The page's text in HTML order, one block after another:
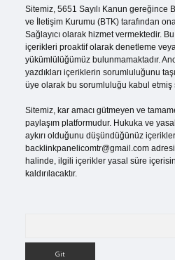
Sitemiz, 5651 Sayılı Kanun gereğince
ve İletişim Kurumu (BTK) tarafından
Sağlayıcı olarak hizmet vermektedir.
içerikleri proaktif olarak denetleme
yükümlülüğümüz bulunmamaktadır.
yazdıkları içeriklerin sorumluluğunu
üye olarak bu sorumluluğu kabul etmiş
Sitemiz, kar amacı gütmeyen ve
paylaşım platformudur. Hukuka ve
aykırı olduğunu düşündüğünüz
backlinkpanelicomtr@gmail.com
halinde, ilgili içerikler yasal süre
kaldırılacaktır.